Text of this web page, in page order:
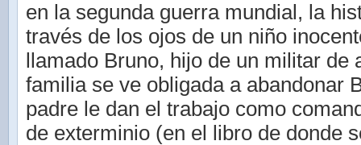
en la segunda guerra mundial, la
través de los ojos de un niño
llamado Bruno, hijo de un militar de
familia se ve obligada a abandonar
padre le dan el trabajo como
de exterminio (en el libro de donde